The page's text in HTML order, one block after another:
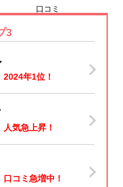
口コミ
3
2024年1位！
人気急上昇！
口コミ急増中！